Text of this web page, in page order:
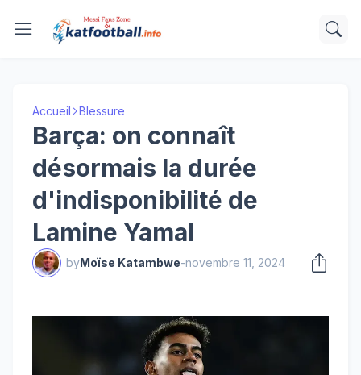
Accueil Blessure
Barça: on connaît
désormais la durée
d'indisponibilité de
Lamine Yamal
byMoïse Katambwe-novembre 11, 2024